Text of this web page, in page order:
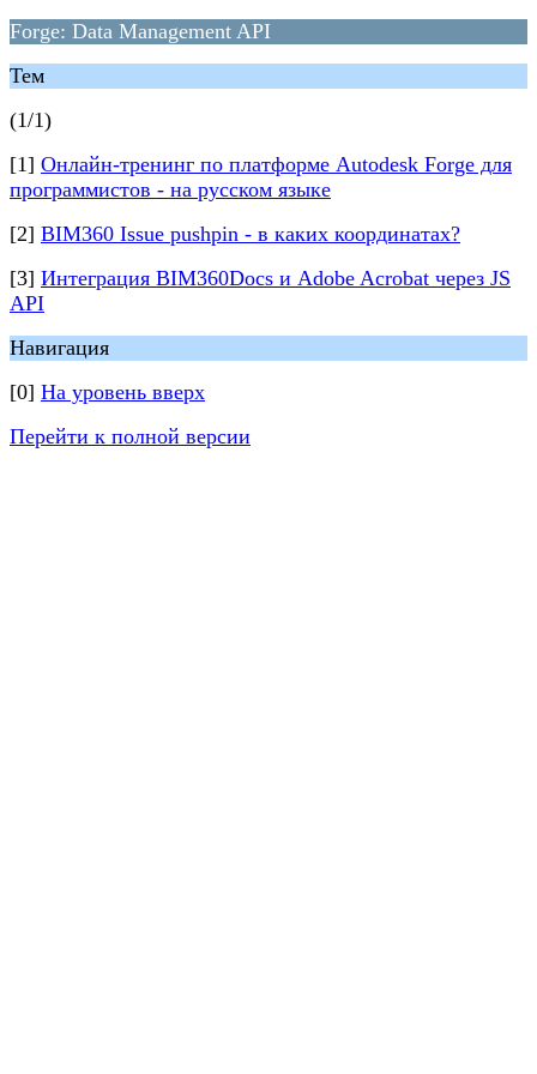
Forge: Data Management API
Тем
(1/1)
[1] Онлайн-тренинг по платформе Autodesk Forge для
программистов - на русском языке
[2] BIM360 Issue pushpin - в каких координатах?
[3] Интеграция BIM360Docs и Adobe Acrobat через JS
API
Навигация
[0] На уровень вверх
Перейти к полной версии